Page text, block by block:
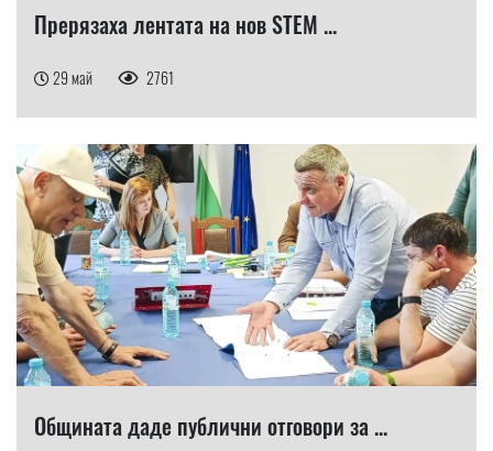
Прерязаха лентата на нов STEM ...
29 май 2761
Общината даде публични отговори за ...